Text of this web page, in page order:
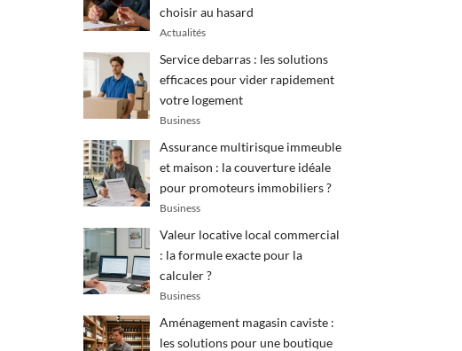
choisir au hasard
Actualités
Service debarras : les solutions
efficaces pour vider rapidement
votre logement
Business
Assurance multirisque immeuble
et maison : la couverture idéale
pour promoteurs immobiliers ?
Business
Valeur locative local commercial
: la formule exacte pour la
calculer ?
Business
Aménagement magasin caviste :
les solutions pour une boutique